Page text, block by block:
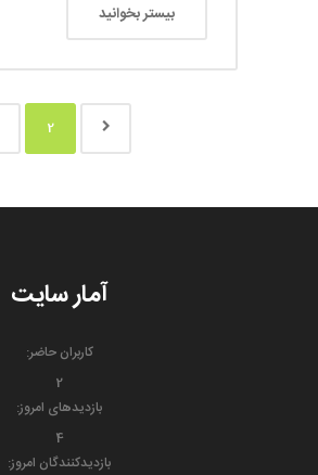
بیستر بخوانید
2
آمار سایت
کاربران حاضر:
2
بازدیدهای امروز:
4
بازدیدکنندگان امروز: